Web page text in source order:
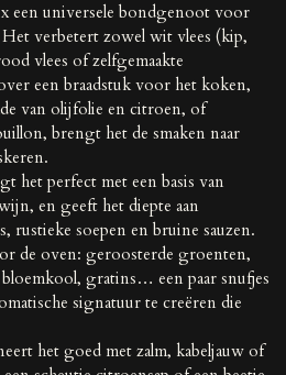
een universele bondgenoot voor
verbetert zowel wit vlees (kip,
vlees of zelfgemaakte
een braadstuk voor het koken,
van olijfolie en citroen, of
brengt het de smaken naar
het perfect met een basis van
en geeft het diepte aan
rustieke soepen en bruine sauzen.
de oven: geroosterde groenten,
bloemkool, gratins… een paar snufjes
signatuur te creëren die
het goed met zalm, kabeljauw of